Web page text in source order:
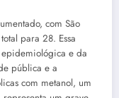
com São
para 28. Essa
e da
pública e a
com metanol, um